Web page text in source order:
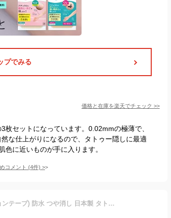
プでみる
価格と在庫を楽天でチェック >>
セットになっています。0.02mmの極薄で、
な仕上がりになるので、タトゥー隠しに最適
に近いものが手に入ります。
コメント (4件) >
タトゥー隠しシール (ファンデーションテープ) 防水 つや消し 日本製 タトゥー 隠し シール 刺青 隠す テープ tattoo cover ウォータープルーフ 選べる6色4サイズ 特許取得済み ログインマイライフ